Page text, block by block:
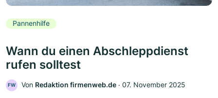
Pannenhilfe
Wann du einen Abschleppdienst
rufen solltest
FW Von Redaktion firmenweb.de ‧ 07. November 2025